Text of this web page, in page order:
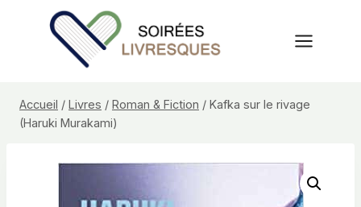
Accueil / Livres / Roman & Fiction / Kafka sur le rivage
(Haruki Murakami)